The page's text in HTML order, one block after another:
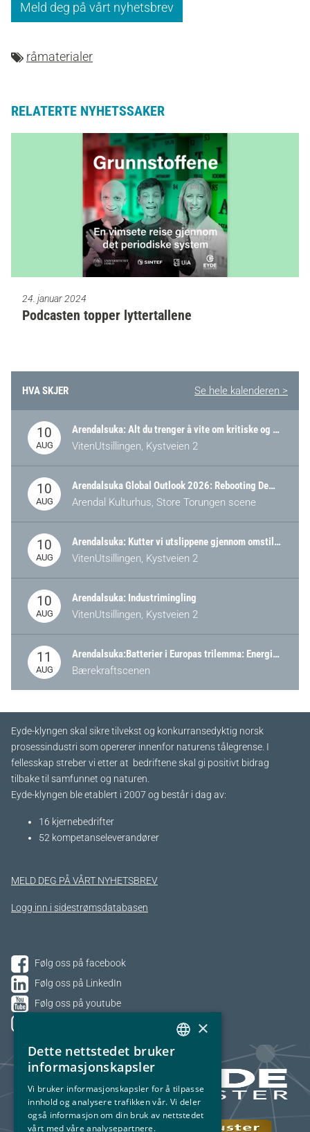
Meld deg på vårt nyhetsbrev
råmaterialer
RELATERTE NYHETSSAKER
24. januar 2024
Podcasten topper lyttertallene
HVA SKJER Se hele kalenderen >
10
AUG
Arendalsuka: Alt du trenger å vite om kritiske og strategiske verdikjeder i Norge
VitenUtsillingen, Kystveien 2
10
AUG
Arendalsuka Global Outlook 2026: Rebooting Democracy for a New World Order
Arendal Kulturhus, Store Torungen scene
10
AUG
Arendalsuka: Kutter vi utslippene gjennom omstilling – eller tap av industri?
VitenUtsillingen, Kystveien 2
10
AUG
Arendalsuka: Industrimingling
VitenUtsillingen, Kystveien 2
11
AUG
Arendalsuka:Batterier i Europas trilemma: Energisikkerhet, konkurransekraft og bærekraft (Battery Norway-arrangement)
Bærekraftscenen
Eyde-klyngen skal sikre tilvekst og konkurransedyktig norsk
prosessindustri som opererer innenfor naturens tålegrense. I
fellesskap streber vi etter at bedriftene skal gi positivt bidrag
tilbake til samfunnet og naturen.
Eyde-klyngen ble etablert i 2007 og består i dag av:
16 kjernebedrifter​
52 kompetanseleverandører
MELD DEG PÅ VÅRT NYHETSBREV
Logg inn i sidestrømsdatabasen
Følg oss på facebook
Følg oss på LinkedIn
Følg oss på youtube
NORWEGIAN
×
Dette nettstedet bruker
informasjonskapsler
Vi bruker informasjonskapsler for å tilpasse
innhold og analysere trafikken vår. Vi deler
også informasjon om din bruk av nettstedet
vårt med våre analysepartnere.